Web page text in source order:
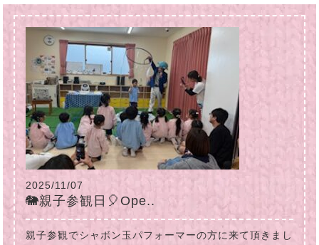
2025/11/07
🐘親子参観日🎈Ope..
親子参観でシャボン玉パフォーマーの方に来て頂きまし